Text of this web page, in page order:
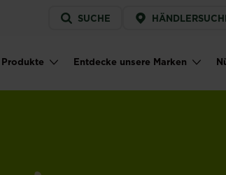
Service
menu
SUCHE
Main navigation
Produkte Entdecke unsere Marken